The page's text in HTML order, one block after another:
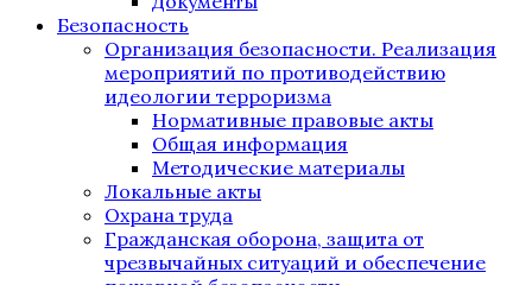
Безопасность
Организация безопасности. Реализация
мероприятий по противодействию
идеологии терроризма
Нормативные правовые акты
Общая информация
Методические материалы
Локальные акты
Охрана труда
Гражданская оборона, защита от
чрезвычайных ситуаций и обеспечение